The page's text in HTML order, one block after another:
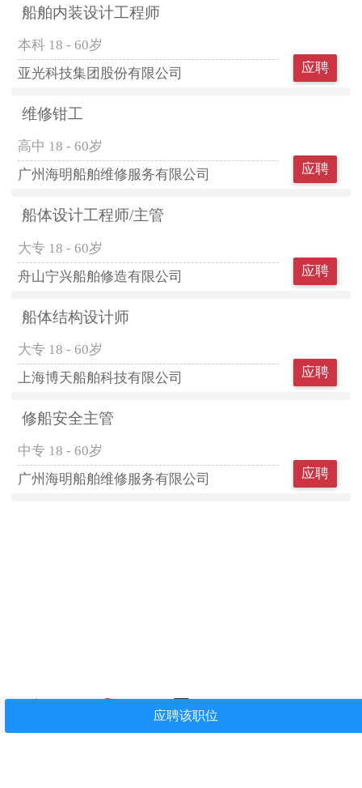
船舶内装设计工程师
本科 18 - 60岁
亚光科技集团股份有限公司
应聘
维修钳工
高中 18 - 60岁
广州海明船舶维修服务有限公司
应聘
船体设计工程师/主管
大专 18 - 60岁
舟山宁兴船舶修造有限公司
应聘
船体结构设计师
大专 18 - 60岁
上海博天船舶科技有限公司
应聘
修船安全主管
中专 18 - 60岁
广州海明船舶维修服务有限公司
应聘
简历中心